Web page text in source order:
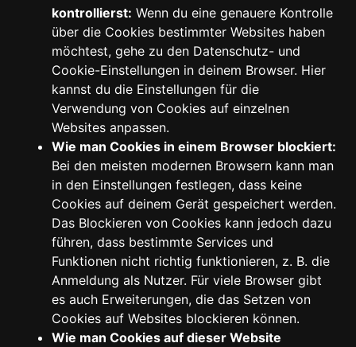
kontrollierst: Wenn du eine genauere Kontrolle
über die Cookies bestimmter Websites haben
möchtest, gehe zu den Datenschutz- und
Cookie-Einstellungen in deinem Browser. Hier
kannst du die Einstellungen für die
Verwendung von Cookies auf einzelnen
Websites anpassen.
Wie man Cookies in einem Browser blockiert:
Bei den meisten modernen Browsern kann man
in den Einstellungen festlegen, dass keine
Cookies auf deinem Gerät gespeichert werden.
Das Blockieren von Cookies kann jedoch dazu
führen, dass bestimmte Services und
Funktionen nicht richtig funktionieren, z. B. die
Anmeldung als Nutzer. Für viele Browser gibt
es auch Erweiterungen, die das Setzen von
Cookies auf Websites blockieren können.
Wie man Cookies auf dieser Website